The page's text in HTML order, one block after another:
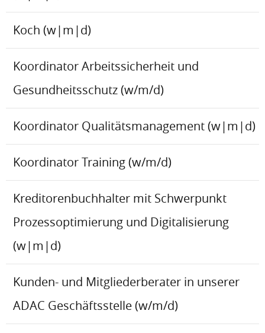
Koch (w|m|d)
Koordinator Arbeitssicherheit und
Gesundheitsschutz (w/m/d)
Koordinator Qualitätsmanagement (w|m|d)
Koordinator Training (w/m/d)
Kreditorenbuchhalter mit Schwerpunkt
Prozessoptimierung und Digitalisierung
(w|m|d)
Kunden- und Mitgliederberater in unserer
ADAC Geschäftsstelle (w/m/d)